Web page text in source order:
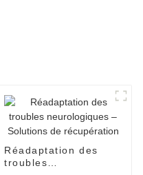
Réadaptation des
troubles